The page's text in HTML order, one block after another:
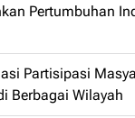
Pertumbuhan
Partisipasi
Berbagai Wilayah